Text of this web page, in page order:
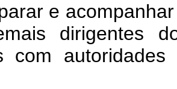
e
dirigentes
com